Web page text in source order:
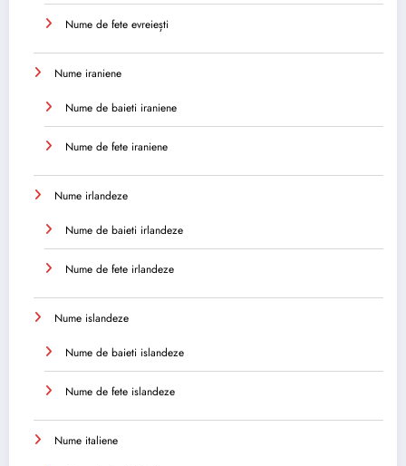
Nume de fete evreiești
Nume iraniene
Nume de baieti iraniene
Nume de fete iraniene
Nume irlandeze
Nume de baieti irlandeze
Nume de fete irlandeze
Nume islandeze
Nume de baieti islandeze
Nume de fete islandeze
Nume italiene